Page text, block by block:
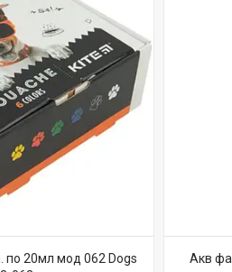
по 20мл мод 062 Dogs
Акв